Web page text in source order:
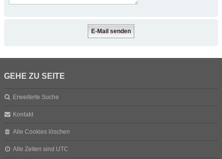
GEHE ZU SEITE
Erweiterte Suche
Kontakt
Alle Cookies löschen
Alle Zeiten sind UTC